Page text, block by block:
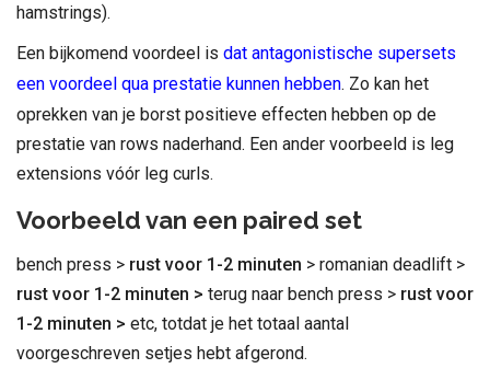
hamstrings).
Een bijkomend voordeel is dat antagonistische supersets
een voordeel qua prestatie kunnen hebben. Zo kan het
oprekken van je borst positieve effecten hebben op de
prestatie van rows naderhand. Een ander voorbeeld is leg
extensions vóór leg curls.
Voorbeeld van een paired set
bench press > rust voor 1-2 minuten > romanian deadlift >
rust voor 1-2 minuten > terug naar bench press > rust voor
1-2 minuten > etc, totdat je het totaal aantal
voorgeschreven setjes hebt afgerond.